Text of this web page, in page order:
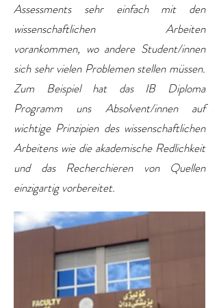
Assessments sehr einfach mit den
wissenschaftlichen Arbeiten
vorankommen, wo andere Student/innen
sich sehr vielen Problemen stellen müssen.
Zum Beispiel hat das IB Diploma
Programm uns Absolvent/innen auf
wichtige Prinzipien des wissenschaftlichen
Arbeitens wie die akademische Redlichkeit
und das Recherchieren von Quellen
einzigartig vorbereitet.